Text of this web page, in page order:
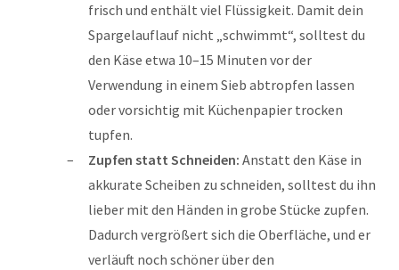
frisch und enthält viel Flüssigkeit. Damit dein
Spargelauflauf nicht „schwimmt“, solltest du
den Käse etwa 10–15 Minuten vor der
Verwendung in einem Sieb abtropfen lassen
oder vorsichtig mit Küchenpapier trocken
tupfen.
Zupfen statt Schneiden: Anstatt den Käse in
akkurate Scheiben zu schneiden, solltest du ihn
lieber mit den Händen in grobe Stücke zupfen.
Dadurch vergrößert sich die Oberfläche, und er
verläuft noch schöner über den